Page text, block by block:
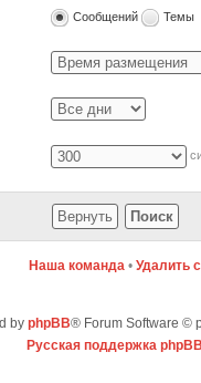
Сообщений Темы
Наша команда • Удалить
by phpBB® Forum Software ©
Русская поддержка